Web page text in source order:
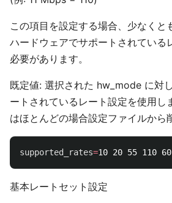
この項目を設定する場合、少なくと
ハードウェアでサポートされている
必要があります。
既定値: 選択された hw_mode に対
ートされているレート設定を使用し
はほとんどの場合設定ファイルから
supported_rates=
基本レートセット設定